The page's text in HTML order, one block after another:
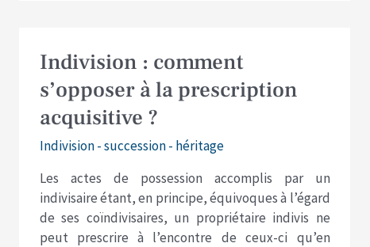
Indivision : comment
s’opposer à la prescription
acquisitive ?
Indivision - succession - héritage
Les actes de possession accomplis par un
indivisaire étant, en principe, équivoques à l’égard
de ses coïndivisaires, un propriétaire indivis ne
peut prescrire à l’encontre de ceux-ci qu’en
Indivision
comment
s’opposer
la
prescription
acquisitive
?